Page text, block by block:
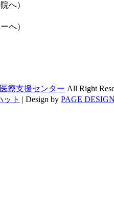
へ）
へ）
療支援センター All Right
ット | Design by PAGE